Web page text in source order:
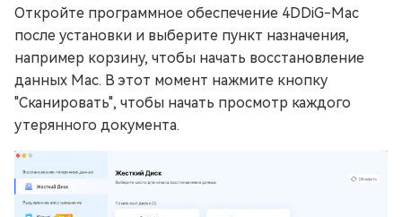
Откройте программное обеспечение 4DDiG-Mac
после установки и выберите пункт назначения,
например корзину, чтобы начать восстановление
данных Mac. В этот момент нажмите кнопку
"Сканировать", чтобы начать просмотр каждого
утерянного документа.